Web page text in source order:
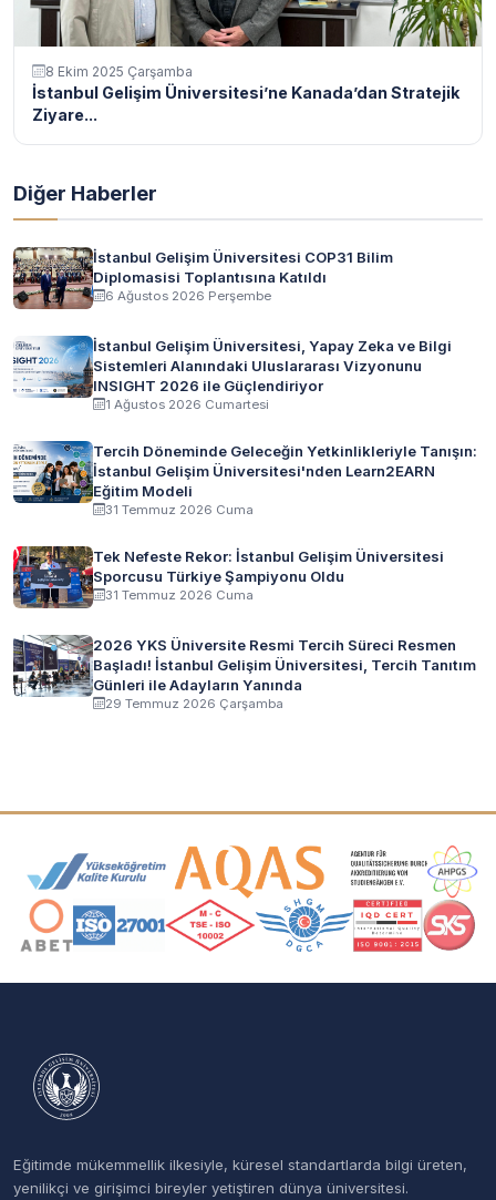
8 Ekim 2025 Çarşamba
İstanbul Gelişim Üniversitesi’ne Kanada’dan Stratejik
Ziyare...
Diğer Haberler
İstanbul Gelişim Üniversitesi COP31 Bilim
Diplomasisi Toplantısına Katıldı
6 Ağustos 2026 Perşembe
İstanbul Gelişim Üniversitesi, Yapay Zeka ve Bilgi
Sistemleri Alanındaki Uluslararası Vizyonunu
INSIGHT 2026 ile Güçlendiriyor
1 Ağustos 2026 Cumartesi
Tercih Döneminde Geleceğin Yetkinlikleriyle Tanışın:
İstanbul Gelişim Üniversitesi'nden Learn2EARN
Eğitim Modeli
31 Temmuz 2026 Cuma
Tek Nefeste Rekor: İstanbul Gelişim Üniversitesi
Sporcusu Türkiye Şampiyonu Oldu
31 Temmuz 2026 Cuma
2026 YKS Üniversite Resmi Tercih Süreci Resmen
Başladı! İstanbul Gelişim Üniversitesi, Tercih Tanıtım
Günleri ile Adayların Yanında
29 Temmuz 2026 Çarşamba
Akreditasyon ve Üyelik Logoları
Eğitimde mükemmellik ilkesiyle, küresel standartlarda bilgi üreten,
yenilikçi ve girişimci bireyler yetiştiren dünya üniversitesi.